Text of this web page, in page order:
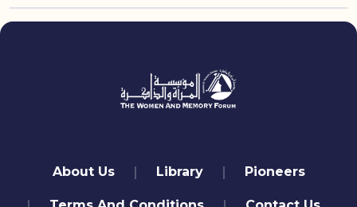
quick links
About Us Library Pioneers